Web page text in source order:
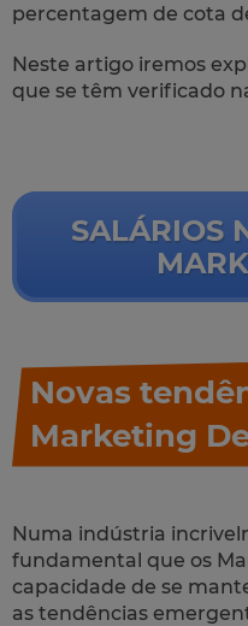
percentagem de cota
Neste artigo iremos
que se têm verificado
SALÁRIOS
Novas
Marketing
Numa indústria
fundamental que os
capacidade de se
as tendências